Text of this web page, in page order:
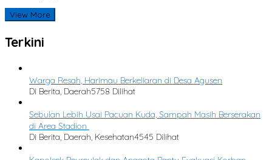
View More
Terkini
Warga Resah, Harimau Berkeliaran di Desa Agusen
Di Berita, Daerah5758 Dilihat
Sebulan Lebih Usai Pacuan Kuda, Sampah Masih Berserakan
di Area Stadion
Di Berita, Daerah, Kesehatan4545 Dilihat